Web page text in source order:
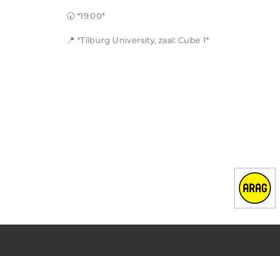
🕢 *19:00*
📍 *Tilburg University, zaal: Cube 1*